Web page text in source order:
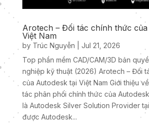
Arotech – Đối tác chính thức của
Việt Nam
by Trúc Nguyễn
Jul 21, 2026
Top phần mềm CAD/CAM/3D bản
nghiệp kỹ thuật (2026) Arotech – Đối
của Autodesk tại Việt Nam Giới thiệu
tác phân phối chính thức của
là Autodesk Silver Solution Provider tại
được Autodesk...